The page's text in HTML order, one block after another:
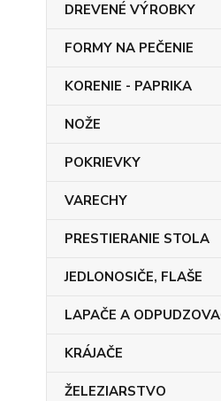
DREVENÉ VÝROBKY
FORMY NA PEČENIE
KORENIE - PAPRIKA
NOŽE
POKRIEVKY
VARECHY
PRESTIERANIE STOLA
JEDLONOSIČE, FLAŠE
LAPAČE A
KRÁJAČE
ŽELEZIARSTVO